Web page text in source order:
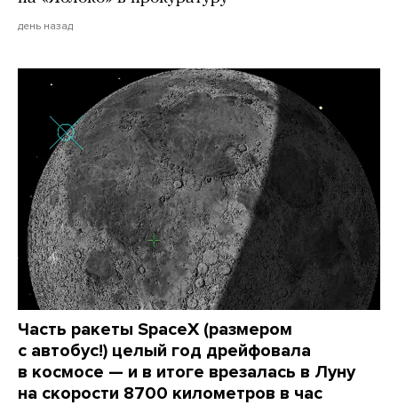
день назад
Часть ракеты SpaceX (размером
с автобус!) целый год дрейфовала
в космосе — и в итоге врезалась в Луну
на скорости 8700 километров в час